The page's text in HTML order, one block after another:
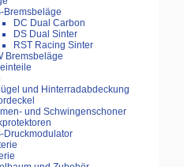
Bremsbeläge
DC Dual Carbon
DS Dual Sinter
RST Racing Sinter
Bremsbeläge
und Hinterradabdeckung
und Schwingenschoner
Druckmodulator